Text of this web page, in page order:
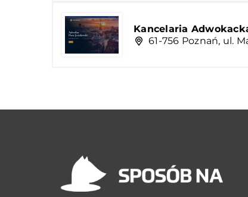
Kancelaria
61-756 Poznań, ul.